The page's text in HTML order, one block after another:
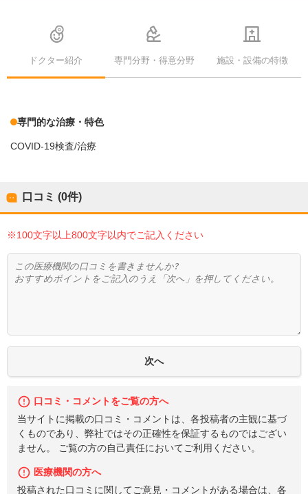
ドクター紹介 専門分野・得意分野 施設・設備の特徴
専門的な治療・特色
COVID-19検査/治療
口コミ (0件)
※100文字以上800文字以内でご記入ください
口コミ・コメントをご覧の方へ
当サイトに掲載の口コミ・コメントは、各投稿者の主観に基づ
くものであり、弊社ではその正確性を保証するものではござい
ません。 ご覧の方の自己責任においてご利用ください。
医療機関の方へ
投稿された口コミに関してご意見・コメントがある場合は、各